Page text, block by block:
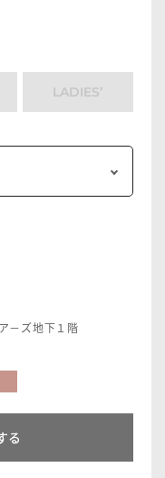
LADIES’
－ズ地下１階
る